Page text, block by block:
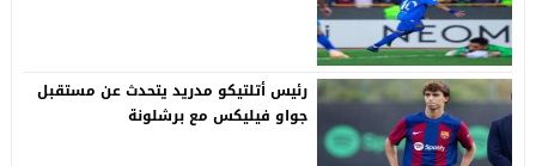
رئيس أتلتيكو مدريد يتحدث عن مستقبل
جواو فيليكس مع برشلونة